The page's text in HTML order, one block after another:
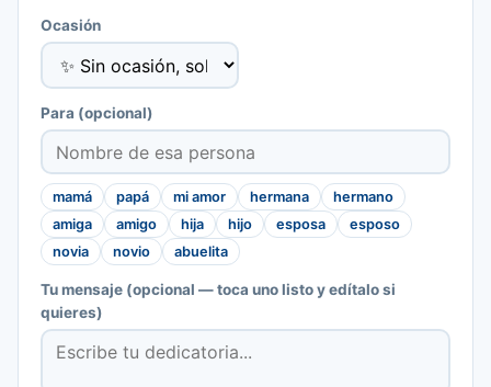
Ocasión
Para (opcional)
mamá papá mi amor hermana
hermano
amiga
amigo hija hijo esposa
esposo
novia
novio abuelita
Tu mensaje (opcional — toca uno listo y edítalo si
quieres)